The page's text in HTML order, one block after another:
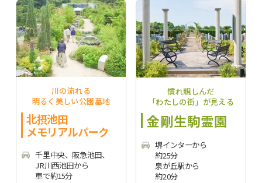
川の流れる
明るく美しい公園墓地
北摂池田
メモリアルパーク
千里中央、阪急池田、
JR川西池田から
車で約15分
慣れ親しんだ
「わたしの街」が見える
金剛生駒霊園
堺インターから
約25分
泉が丘駅から
約20分